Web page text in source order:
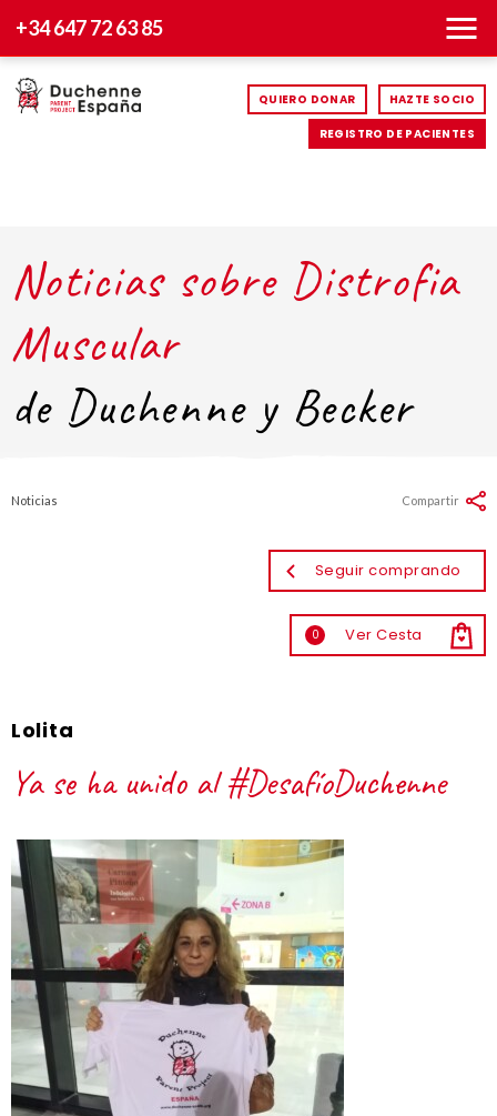
+34 647 72 63 85
QUIERO DONAR HAZTE SOCIO
REGISTRO DE PACIENTES
Noticias sobre Distrofia
Muscular
de Duchenne y Becker
Noticias
Seguir comprando
0 Ver Cesta
Compartir
Lolita
Ya se ha unido al #DesafíoDuchenne